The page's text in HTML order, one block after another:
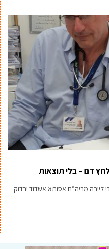
דם – בלי תוצאות
לייבה מביה”ח אסותא אשדוד יבדוק